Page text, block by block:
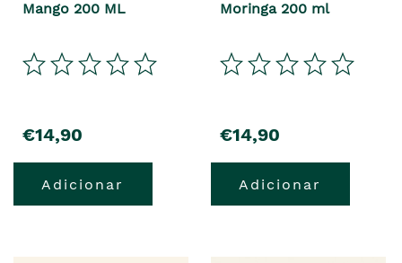
Mango 200 ML
€14,90
Adicionar
Moringa 200 ml
€14,90
Adicionar